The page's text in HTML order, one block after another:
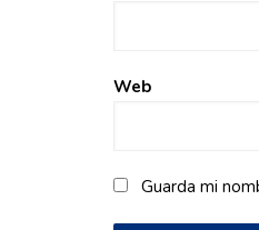
Web
Guarda mi